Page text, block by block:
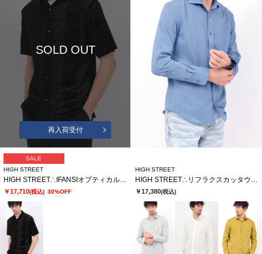
SOLD OUT
再入荷受付
SALE
HIGH STREET
HIGH STREET∴IFANSIオプティカルオパール半袖シャツ
￥17,710(税込) 30%OFF
HIGH STREET
HIGH STREET∴リフラクスカッタウェイシャツ
￥17,380(税込)